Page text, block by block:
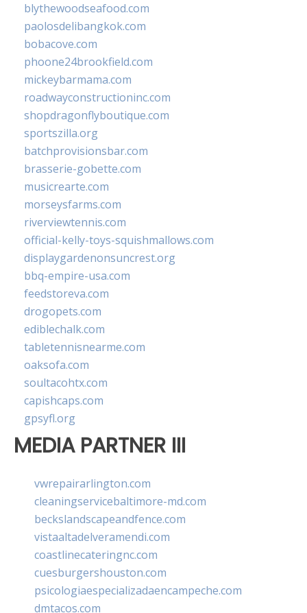
blythewoodseafood.com
paolosdelibangkok.com
bobacove.com
phoone24brookfield.com
mickeybarmama.com
roadwayconstructioninc.com
shopdragonflyboutique.com
sportszilla.org
batchprovisionsbar.com
brasserie-gobette.com
musicrearte.com
morseysfarms.com
riverviewtennis.com
official-kelly-toys-squishmallows.com
displaygardenonsuncrest.org
bbq-empire-usa.com
feedstoreva.com
drogopets.com
ediblechalk.com
tabletennisnearme.com
oaksofa.com
soultacohtx.com
capishcaps.com
gpsyfl.org
MEDIA PARTNER III
vwrepairarlington.com
cleaningservicebaltimore-md.com
beckslandscapeandfence.com
vistaaltadelveramendi.com
coastlinecateringnc.com
cuesburgershouston.com
psicologiaespecializadaencampeche.com
dmtacos.com